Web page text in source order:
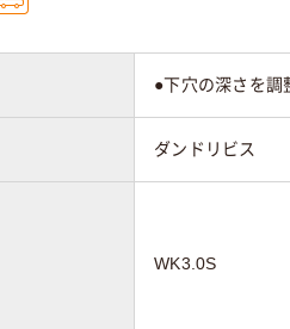
●下穴の深さを調
ダンドリビス
WK3.0S